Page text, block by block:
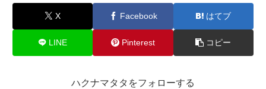
X Facebook はてブ
LINE Pinterest コピー
ハクナマタタをフォローする